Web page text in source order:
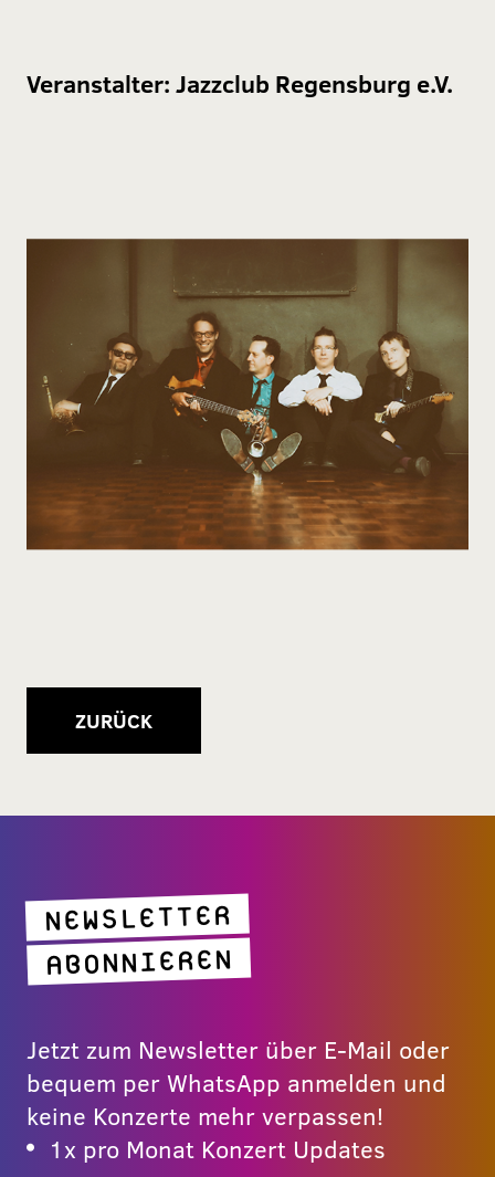
Veranstalter: Jazzclub Regensburg e.V.
ZURÜCK
NEWSLETTER
ABONNIEREN
Jetzt zum Newsletter über E-Mail oder
bequem per WhatsApp anmelden und
keine Konzerte mehr verpassen!
1x pro Monat Konzert Updates